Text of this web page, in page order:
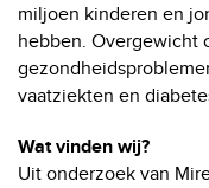
miljoen kinderen en
hebben. Overgewicht
vaatziekten en
Wat vinden wij?
Uit onderzoek van